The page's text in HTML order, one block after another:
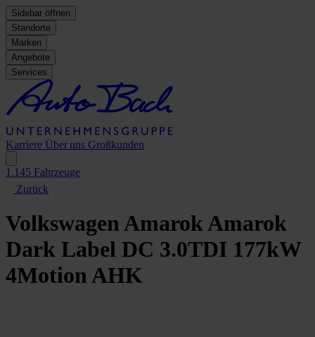
Sidebar öffnen
Standorte
Marken
Angebote
Services
Karriere Über uns Großkunden
1.145 Fahrzeuge
Zurück
Volkswagen AmarokAmarok
Dark Label DC 3.0TDI 177kW
4Motion AHK